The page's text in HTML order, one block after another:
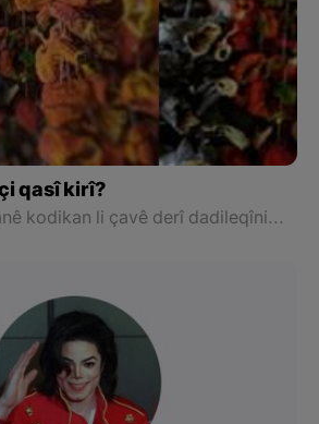
qasî kirî?
Mirovên Kurdistanê kodikan li çavê derî dadileqînin da mirov bipirsin we îsal îsot bi çi qasî kirîn? Hin mirov ji tirsa vê pirsê ji malên xwe nikarin derkevin.